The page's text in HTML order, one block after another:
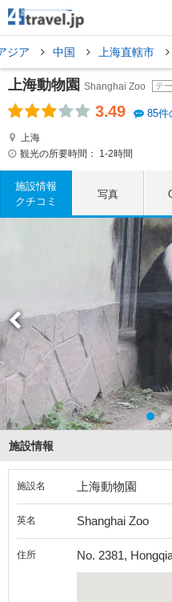
ジア 中国 上海直轄市
上海動物園 Shanghai Zoo テ
3.49 85件
上海
観光の所要時間：
1-2時間
施設情報
クチコミ
写真
施設情報
施設名 上海動物園
英名 Shanghai Zoo
住所 No. 2381,